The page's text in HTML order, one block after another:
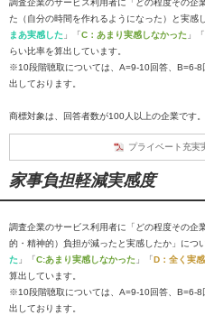
調査企業のサービス利用者に「どの程度その企
た（自分の時間を作れるようになった）と実感
まあ実感した 」「C：あまり実感しなかった 」「
らい比率を算出しています。
※10段階聴取については、A=9-10回答、B=6-
出しております。
商標対象は、回答者数が100人以上の企業です。
プライベート充実
家事負担軽減実感度
調査企業のサービス利用者に「どの程度その企
的・精神的）負担が減ったと実感したか」につ
た 」「C:あまり実感しなかった 」「D：全く実
算出しています。
※10段階聴取については、A=9-10回答、B=6-
出しております。